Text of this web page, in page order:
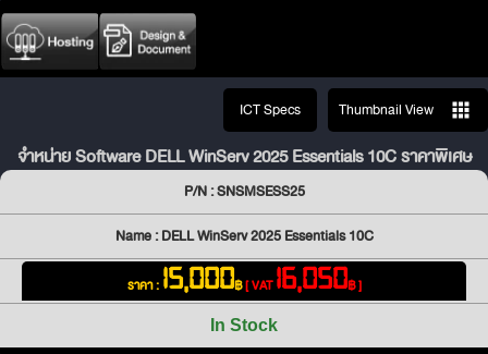
ICT Specs Thumbnail View
จำหน่าย Software DELL WinServ 2025 Essentials 10C ราคาพิเศษ
P/N : SNSMSESS25
Name : DELL WinServ 2025 Essentials 10C
ราคา : 15,000฿[ VAT16,050฿ ]
In Stock